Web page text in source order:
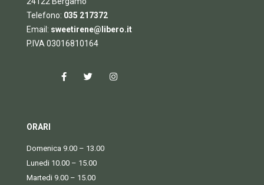
Telefono: 035 217372
Email: sweetirene@libero.it
P.IVA 03016810164
ORARI
Domenica 9.00 – 13.00
Lunedi 10.00 – 15.00
Martedi 9.00 – 15.00